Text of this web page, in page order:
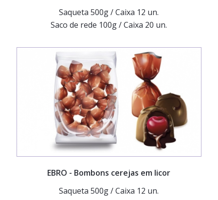
Saqueta 500g / Caixa 12 un.
Saco de rede 100g / Caixa 20 un.
EBRO - Bombons cerejas em licor
Saqueta 500g / Caixa 12 un.